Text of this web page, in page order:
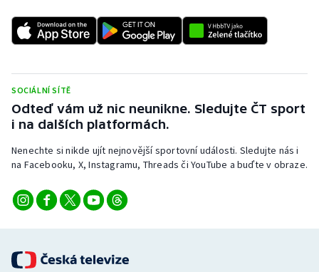
Short track
Sportovní střelba
Stolní tenis
Triatlon
Vodní slalom
Volejbal
SOCIÁLNÍ SÍTĚ
Odteď vám už nic neunikne. Sledujte ČT sport
i na dalších platformách.
Nenechte si nikde ujít nejnovější sportovní události. Sledujte nás i
na Facebooku, X, Instagramu, Threads či YouTube a buďte v obraze.